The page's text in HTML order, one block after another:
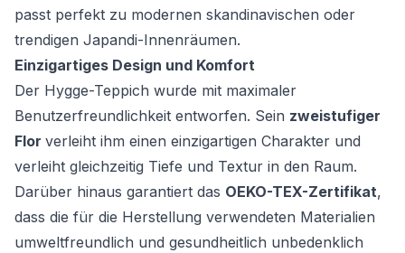
passt perfekt zu modernen skandinavischen oder
trendigen Japandi-Innenräumen.
Einzigartiges Design und Komfort
Der Hygge-Teppich wurde mit maximaler
Benutzerfreundlichkeit entworfen. Sein zweistufiger
Flor verleiht ihm einen einzigartigen Charakter und
verleiht gleichzeitig Tiefe und Textur in den Raum.
Darüber hinaus garantiert das OEKO-TEX-Zertifikat,
dass die für die Herstellung verwendeten Materialien
umweltfreundlich und gesundheitlich unbedenklich